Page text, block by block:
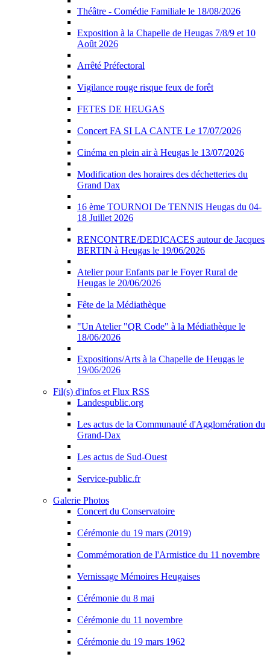
Théâtre - Comédie Familiale le 18/08/2026
Exposition à la Chapelle de Heugas 7/8/9 et 10
Août 2026
Arrêté Préfectoral
Vigilance rouge risque feux de forêt
FETES DE HEUGAS
Concert FA SI LA CANTE Le 17/07/2026
Cinéma en plein air à Heugas le 13/07/2026
Modification des horaires des déchetteries du
Grand Dax
16 ème TOURNOI De TENNIS Heugas du 04-
18 Juillet 2026
RENCONTRE/DEDICACES autour de Jacques
BERTIN à Heugas le 19/06/2026
Atelier pour Enfants par le Foyer Rural de
Heugas le 20/06/2026
Fête de la Médiathèque
"Un Atelier "QR Code" à la Médiathèque le
18/06/2026
Expositions/Arts à la Chapelle de Heugas le
19/06/2026
Fil(s) d'infos et Flux RSS
Landespublic.org
Les actus de la Communauté d'Agglomération du
Grand-Dax
Les actus de Sud-Ouest
Service-public.fr
Galerie Photos
Concert du Conservatoire
Cérémonie du 19 mars (2019)
Commémoration de l'Armistice du 11 novembre
Vernissage Mémoires Heugaises
Cérémonie du 8 mai
Cérémonie du 11 novembre
Cérémonie du 19 mars 1962